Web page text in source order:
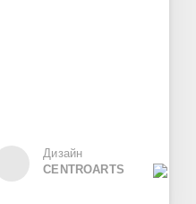
Дизайн
CENTROARTS